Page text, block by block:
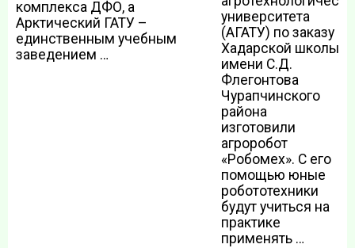
комплекса ДФО, а
Арктический ГАТУ –
единственным учебным
заведением …
университета
(АГАТУ) по заказу
Хадарской школы
имени С.Д.
Флегонтова
Чурапчинского
района
изготовили
агроробот
«Робомех». С его
помощью юные
робототехники
будут учиться на
практике
применять …